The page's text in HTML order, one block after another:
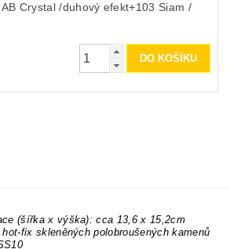
Crystal /duhový efekt+103 Siam /
(šířka x výška): cca 13,6 x 15,2cm
fix skleněných polobroušených kamenů